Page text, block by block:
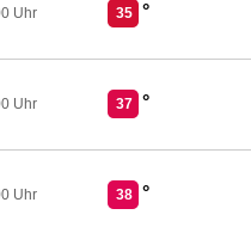
Uhr 35 °
Uhr 37 °
Uhr 38 °